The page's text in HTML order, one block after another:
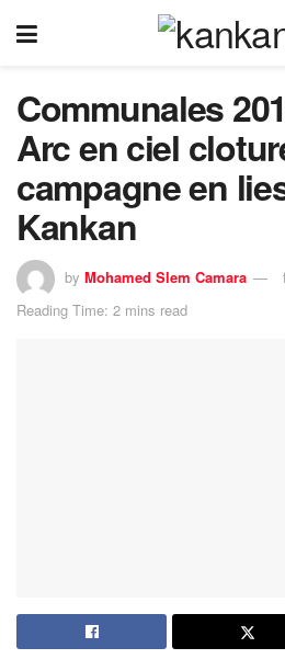
Communales
Arc en ciel
campagne en
Kankan
by Mohamed Slem Camara
Reading Time: 2 mins read